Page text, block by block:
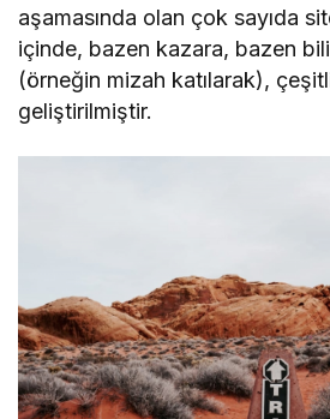
aşamasında olan çok sayıda
içinde, bazen kazara, bazen
(örneğin mizah katılarak),
geliştirilmiştir.